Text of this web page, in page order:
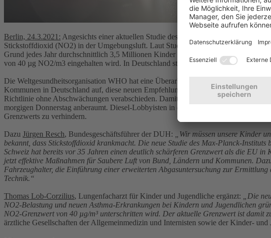
Berlin, 24.3.2021: Angesichts einer aktuellen Studie des Max-Planck-Instituts für
Stickstoffdioxid (NO2) in der Umgebungsluft. Laut Studie erkranken in
Grund jedes Jahr durchschnittlich 3,5 Millionen Kinder und Jugendliche an
von 40 µg NO2/m3 eingehalten wird. In Deutschland stammt NO2 zu 60 bis 80
Die Weltgesundheitsorganisation WHO hat eine Überarbeitung ihrer
Kommunen in Deutschland auf, diese neuen Empfehlungen schnellstmöglich
Richtlinie ohne Abschwächungen verabschieden. Damit können sie der EU-
morgigen Donnerstag anberaumt. Diesel-Lobbyisten in der Politik, wie der CDU-
Grenzwerts zu verhindern.
Dazu Jürgen Resch, Bundesgeschäftsführer der DUH:
„Wir müssen unsere Kinder
bekannt, dass Stickstoffdioxid krankmacht. Die neue Studie des Max-Planck-
Schweiz hat bereits vor 35 Jahren einen deutlich schärferen Grenzwert als die EU
jetzt effektive Maßnahmen für Saubere Luft von Bund, Ländern und Kommunen.
Fahrzeughalter, die Einführung einer erweiterten Abgasuntersuchung zur
Technik.“
Thomas Lob-Corzilius, Lungenfacharzt für Kinder und Jugendliche ergänzt:
„Die
NO2-Belastung und neuen Asthma-Erkrankungen bei Kindern und Jugendlichen
NO2-Grenzwert von 40 µg/m³ unterschritten wird. Der aktuelle Grenzwert ist damit
ärztliche Gesellschaften der Allgemeinmedizin und Internisten sowie der Kinder-